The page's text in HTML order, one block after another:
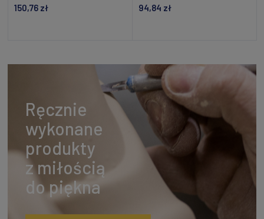
150,76 zł 94,84 zł
Ręcznie
wykonane
produkty
z miłością
do piękna